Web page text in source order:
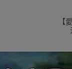
【